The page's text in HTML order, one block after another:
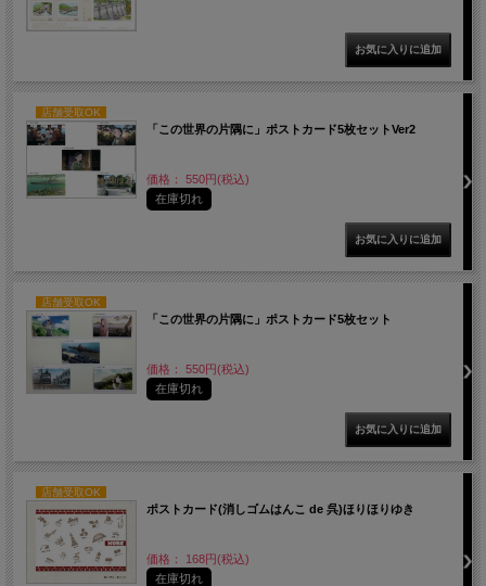
店舗受取OK
「この世界の片隅に」ポストカード5枚セットVer2
価格： 550円(税込)
在庫切れ
店舗受取OK
「この世界の片隅に」ポストカード5枚セット
価格： 550円(税込)
在庫切れ
店舗受取OK
ポストカード(消しゴムはんこ de 呉)ほりほりゆき
価格： 168円(税込)
在庫切れ